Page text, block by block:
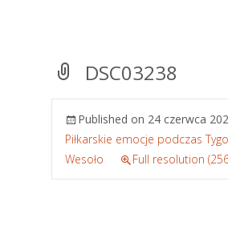
DSC03238
Published on 24 czerwca
Piłkarskie emocje podczas
Wesoło
Full resolution